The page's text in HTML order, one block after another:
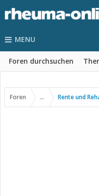
MENU
Foren durchsuchen
Foren ... Rente und